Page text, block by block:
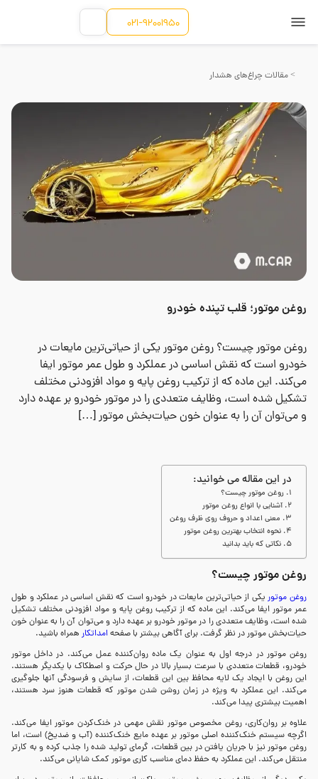
021-92001950
> مقالات چراغ‌های هشدار
روغن موتور؛ قلب تپنده خودرو
روغن موتور چیست؟ روغن موتور یکی از حیاتی‌ترین مایعات در
خودرو است که نقش اساسی در عملکرد و طول عمر موتور ایفا
می‌کند. این ماده که از ترکیب روغن پایه و مواد افزودنی مختلف
تشکیل شده است، وظایف متعددی را در موتور خودرو بر عهده دارد
و می‌توان آن را به عنوان خون حیات‌بخش موتور […]
در این مقاله می خوانید:
روغن موتور چیست؟
آشنایی با انواع روغن موتور
معنی اعداد و حروف روی ظرف روغن
نحوه انتخاب بهترین روغن موتور
نکاتی که باید بدانید
روغن موتور چیست؟
روغن موتور یکی از حیاتی‌ترین مایعات در خودرو است که نقش اساسی در عملکرد و طول
عمر موتور ایفا می‌کند. این ماده که از ترکیب روغن پایه و مواد افزودنی مختلف تشکیل
شده است، وظایف متعددی را در موتور خودرو بر عهده دارد و می‌توان آن را به عنوان خون
حیات‌بخش موتور در نظر گرفت. برای آگاهی بیشتر با صفحهامداتکار همراه باشید.
روغن موتور در درجه اول به عنوان یک ماده روان‌کننده عمل می‌کند. در داخل موتور
خودرو، قطعات متعددی با سرعت بسیار بالا در حال حرکت و اصطکاک با یکدیگر هستند.
این روغن با ایجاد یک لایه محافظ بین این قطعات، از سایش و فرسودگی آنها جلوگیری
می‌کند. این عملکرد به ویژه در زمان روشن شدن موتور که قطعات هنوز سرد هستند،
اهمیت بیشتری پیدا می‌کند.
علاوه بر روان‌کاری، روغن مخصوص موتور نقش مهمی در خنک‌کردن موتور ایفا می‌کند.
اگرچه سیستم خنک‌کننده اصلی موتور بر عهده مایع خنک‌کننده (آب و ضدیخ) است، اما
روغن موتور نیز با جریان یافتن در بین قطعات، گرمای تولید شده را جذب کرده و به کارتر
منتقل می‌کند. این عملکرد به حفظ دمای مناسب کاری موتور کمک شایانی می‌کند.